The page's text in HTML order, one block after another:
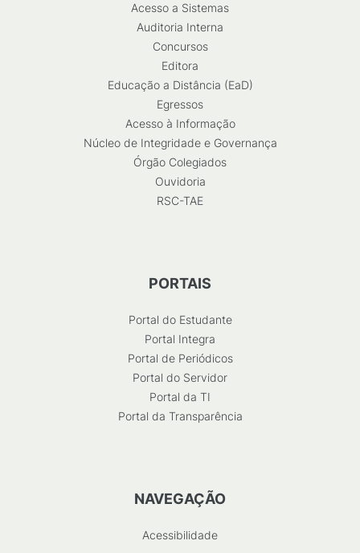
Acesso a Sistemas
Auditoria Interna
Concursos
Editora
Educação a Distância (EaD)
Egressos
Acesso à Informação
Núcleo de Integridade e Governança
Órgão Colegiados
Ouvidoria
RSC-TAE
PORTAIS
Portal do Estudante
Portal Integra
Portal de Periódicos
Portal do Servidor
Portal da TI
Portal da Transparência
NAVEGAÇÃO
Acessibilidade